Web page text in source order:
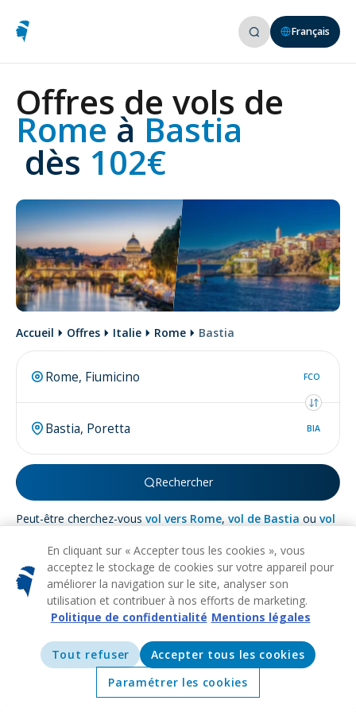
Offres Explorer
Français
Offres de vols de
Rome à Bastia
dès 102€
Accueil Offres Italie Rome Bastia
FCO
BIA
Rechercher
Peut-être cherchez-vous vol vers Rome, vol de Bastia ou vol
À propos deBastia
HISTORIQUE CULTUREL PLAGE GASTRONOMIE ARCHITECTURE
Nichée sur les rivages pittoresques de la Corse, la ville de
Bastia se révèle être une destination méditerranéenne
En cliquant sur « Accepter tous les cookies », vous
acceptez le stockage de cookies sur votre appareil pour
améliorer la navigation sur le site, analyser son
utilisation et contribuer à nos efforts de marketing.
Politique de confidentialité Mentions légales
Tout refuser
Accepter tous les cookies
Paramétrer les cookies